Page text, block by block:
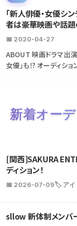
「新人俳優・女優シ
者は豪華映画や話題
📅 2020-04-27
ABOUT 映画ドラマ出演
女優」も⁉ オーディショ
新着オー
[関西]SAKURA
ディション！
📅 2026-07-09🏷️ アイ
sllow 新体制メンバ